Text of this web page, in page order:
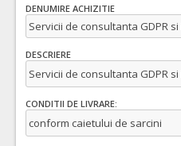
DENUMIRE ACHIZITIE
Servicii de consultanta GDPR
DESCRIERE
Servicii de consultanta GDPR
CONDITII DE LIVRARE:
conform caietului de sarcini